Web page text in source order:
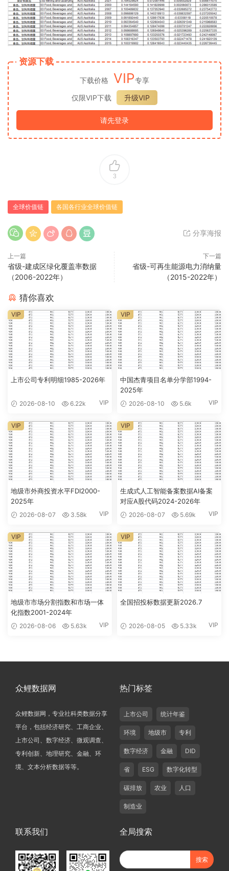
资源下载
下载价格 VIP专享
仅限VIP下载
升级VIP
请先登录
3
全球价值链 各国各行业全球价值链
分享海报
上一篇
省级-建成区绿化覆盖率数据
（2006-2022年）
下一篇
省级-可再生能源电力消纳量
（2015-2022年）
猜你喜欢
上市公司专利明细1985-2026年
2026-08-10 6.22k VIP
VIP
中国杰青项目名单分学部1994-
2025年
2026-08-10 5.6k VIP
VIP
地级市外商投资水平FDI2000-
2025年
2026-08-07 3.58k VIP
VIP
生成式人工智能备案数据AI备案
对应A股代码2024-2026年
2026-08-07 5.69k VIP
VIP
地级市市场分割指数和市场一体
化指数2001-2024年
2026-08-06 5.63k VIP
VIP
全国招投标数据更新2026.7
2026-08-05 5.33k VIP
VIP
众鲤数据网
众鲤数据网，专业社科类数据分享
平台，包括经济研究、工商企业、
上市公司、数字经济、微观调查、
专利创新、地理研究、金融、环
境、文本分析数据等等。
热门标签
上市公司 统计年鉴
环境 地级市 专利
数字经济 金融 DID
省 ESG 数字化转型
碳排放 农业 人口
制造业
联系我们 全局搜索